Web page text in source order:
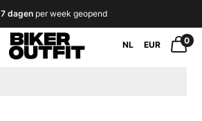
7 dagenper week geopend
NL EUR 0